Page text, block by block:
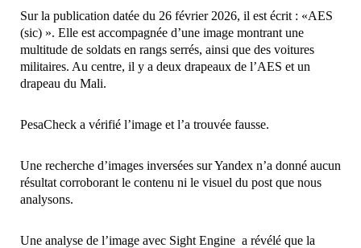
Sur la publication datée du 26 février 2026, il est écrit : «AES
(sic) ». Elle est accompagnée d’une image montrant une
multitude de soldats en rangs serrés, ainsi que des voitures
militaires. Au centre, il y a deux drapeaux de l’AES et un
drapeau du Mali.
PesaCheck a vérifié l’image et l’a trouvée fausse.
Une recherche d’images inversées sur Yandex n’a donné aucun
résultat corroborant le contenu ni le visuel du post que nous
analysons.
Une analyse de l’image avec Sight Engine a révélé que la